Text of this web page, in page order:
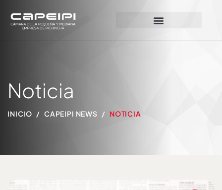
Noticia
INICIO CAPEIPI NEWS NOTICIA